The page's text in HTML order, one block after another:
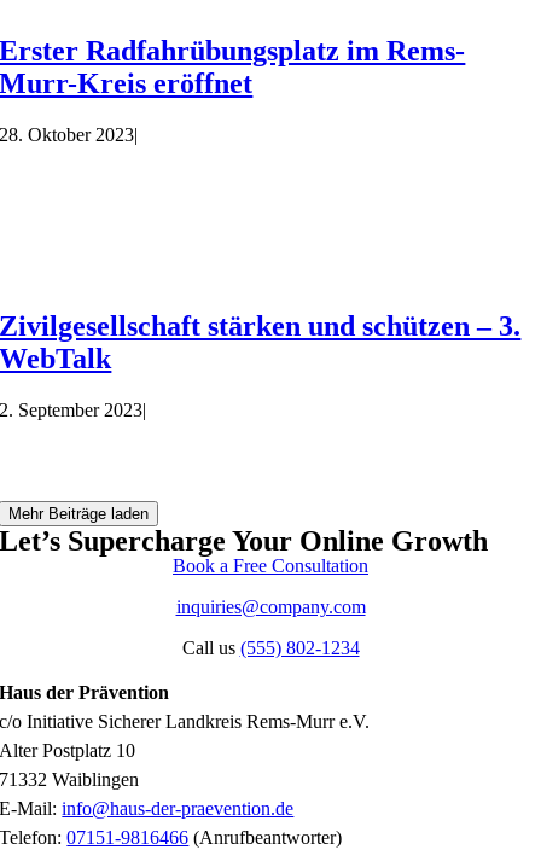
Erster Radfahrübungsplatz im Rems-
Murr-Kreis eröffnet
28. Oktober 2023|
Zivilgesellschaft stärken und schützen – 3.
WebTalk
2. September 2023|
Mehr Beiträge laden
Let’s Supercharge Your Online Growth
Book a Free Consultation
inquiries@company.com
Call us (555) 802-1234
Haus der Prävention
c/o Initiative Sicherer Landkreis Rems-Murr e.V.
Alter Postplatz 10
71332 Waiblingen
E-Mail:info@haus-der-praevention.de
Telefon:07151-9816466 (Anrufbeantworter)